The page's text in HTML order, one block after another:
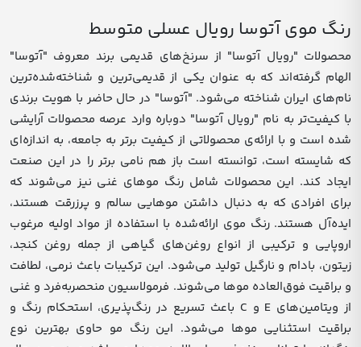
رنگ موی آتوسا رویال عسلی متوسط
محصولات "رویال آتوسا" از سرنخ‌های قدیمی برند معروف "آتوسا"
الهام گرفته‌اند که به عنوان یکی از قدیمی‌ترین و شناخته‌شده‌ترین
نام‌های ایران شناخته می‌شود. "آتوسا" در حال حاضر با هویت برندی
با کیفیت‌تر به نام "رویال آتوسا" دوباره وارد عرصه محصولات آرایشی
شده است و با ارائه‌ی محصولاتی از کیفیت برتر به جامعه، به اندازه‌ای
که شایسته است، توانسته است باز هم نامی برتر را در این صنعت
ایجاد کند. این محصولات شامل رنگ موهای غنی نیز می‌شوند که
برای افرادی که به دنبال داشتن موهایی سالم و پرزرقت هستند،
ایده‌آل هستند. رنگ موی ارائه‌شده با استفاده از مواد اولیه مرغوب
اروپایی و ترکیبی از انواع روغن‌های گیاهی از جمله روغن کنجد،
زیتون، بادام و نارگیل تولید می‌شود. این ترکیبات باعث نرمی، لطافت
و براقیت فوق‌العاده موها می‌شوند. فرمولاسیون منحصربه‌فرد و غنی
از ویتامین‌های E و C باعث تسریع در رنگ‌پذیری، استحکام رنگ و
براقیت استثنایی موها می‌شود. این رنگ مو حاوی بهترین نوع